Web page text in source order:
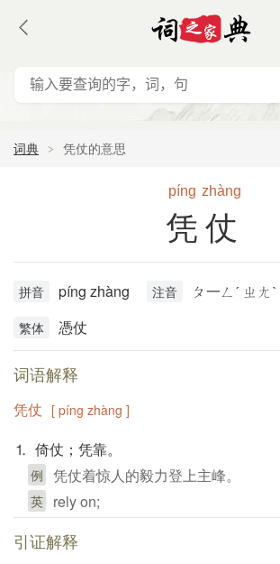
词典 凭仗的意思
píng zhàng
凭仗
拼音 píng zhàng 注音 ㄆ一ㄥˊ ㄓㄤˋ
繁体 憑仗
词语解释
凭仗 [ píng zhàng ]
⒈ 倚仗；凭靠。
例 凭仗着惊人的毅力登上主峰。
英 rely on;
引证解释